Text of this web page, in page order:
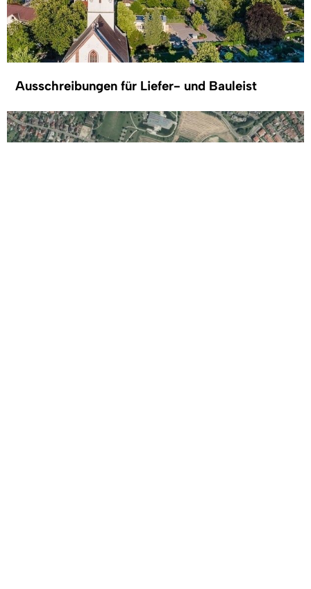
Ausschreibungen für Liefer- und Bauleist